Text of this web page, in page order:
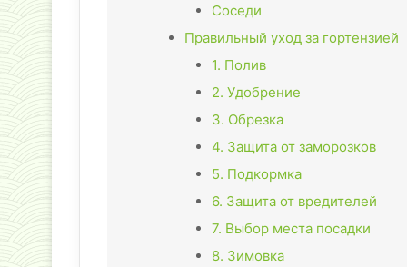
Соседи
Правильный уход за гортензией
1. Полив
2. Удобрение
3. Обрезка
4. Защита от заморозков
5. Подкормка
6. Защита от вредителей
7. Выбор места посадки
8. Зимовка